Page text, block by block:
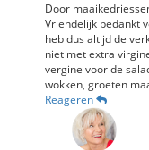
Door
Vriendelijk bedankt
heb dus altijd de
niet met extra
vergine voor de
wokken, groeten
Reageren